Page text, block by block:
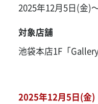
2025年12月5日(金)
対象店舗
池袋本店1F「Gallery
2025年12月5日(金)